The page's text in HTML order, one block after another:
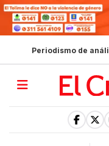
Periodismo de